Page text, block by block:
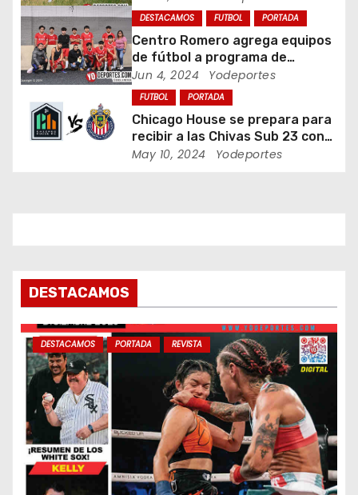
e
e
n
t
r
s
DESTACAMOS FUTBOL PORTADA
Centro Romero agrega equipos
de fútbol a programa de
jóvenes en Chicago
Jun 4, 2024 Yodeportes
FUTBOL PORTADA
Chicago House se prepara para
recibir a las Chivas Sub 23 con
visorias incluidas
May 10, 2024 Yodeportes
DESTACAMOS
DESTACAMOS PORTADA REVISTA